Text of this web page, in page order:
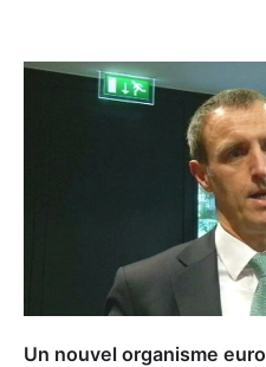
Un nouvel organisme